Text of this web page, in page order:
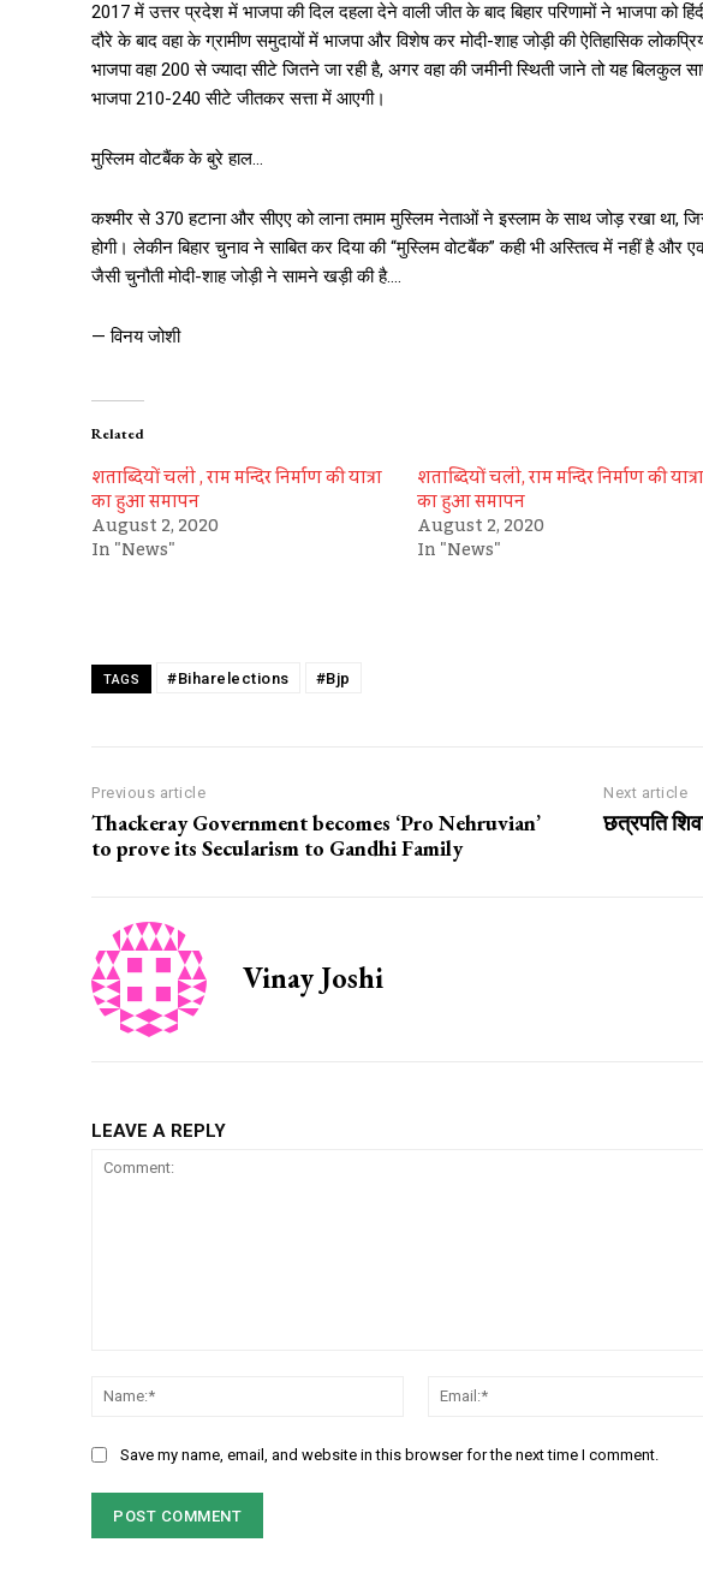
2017 में उत्तर प्रदेश में भाजपा की दिल दहला देने वाली जीत के बाद बिहार परिणामों ने भाजपा को
दौरे के बाद वहा के ग्रामीण समुदायों में भाजपा और विशेष कर मोदी-शाह जोड़ी की ऐतिहासिक
भाजपा वहा 200 से ज्यादा सीटे जितने जा रही है, अगर वहा की जमीनी स्थिती जाने तो यह बिलकुल
भाजपा 210-240 सीटे जीतकर सत्ता में आएगी।
मुस्लिम वोटबैंक के बुरे हाल…
कश्मीर से 370 हटाना और सीएए को लाना तमाम मुस्लिम नेताओं ने इस्लाम के साथ जोड़ रखा था,
होगी। लेकीन बिहार चुनाव ने साबित कर दिया की “मुस्लिम वोटबैंक” कही भी अस्तित्व में नहीं है और
जैसी चुनौती मोदी-शाह जोड़ी ने सामने खड़ी की है….
— विनय जोशी
Related
शताब्दियों चली , राम मन्दिर निर्माण की यात्रा
का हुआ समापन
August 2, 2020
In "News"
शताब्दियों चली, राम मन्दिर निर्माण की यात्रा
का हुआ समापन
August 2, 2020
In "News"
TAGS #Biharelections #Bjp
Previous article
Thackeray Government becomes ‘Pro Nehruvian’
to prove its Secularism to Gandhi Family
Next article
छत्रपति
Vinay Joshi
LEAVE A REPLY
Name:*
Save my name, email, and website in this browser for the next time I comment.